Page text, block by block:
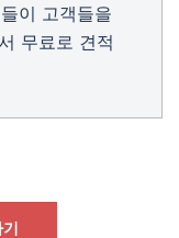
들이 고객들을
무료로 견적